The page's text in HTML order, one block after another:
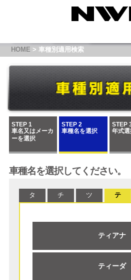
HOME > 車種別適用検索
STEP 1
車名又はメーカ
ーを選択
STEP 2
車種名を選択
STEP
年式選
車種名を選択してください。
タ チ ツ テ
ティアナ
ティーダ